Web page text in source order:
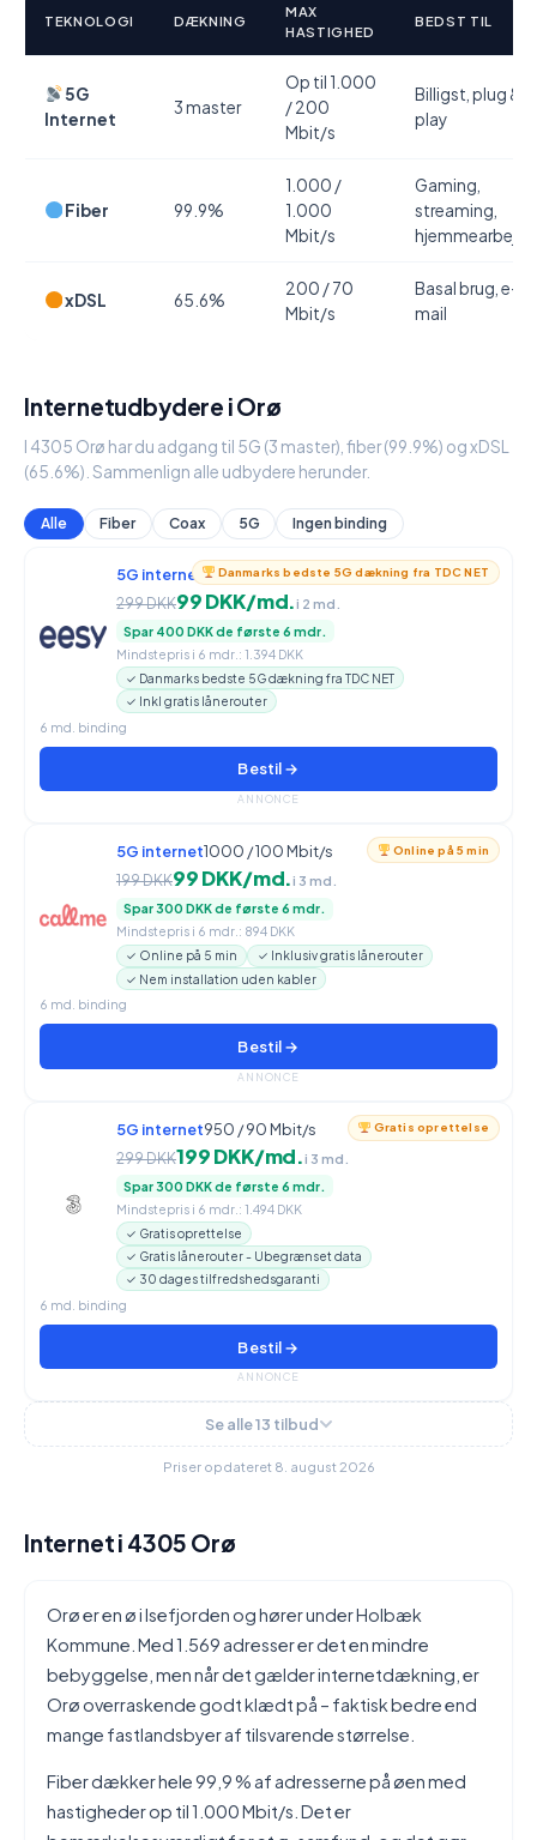
TEKNOLOGI DÆKNING
MAX
HASTIGHED
BEDST TIL
5G
Internet
3 master
Op til 1.000
/ 200
Mbit/s
Billigst, plug &
play
Fiber 99.9%
1.000 /
1.000
Mbit/s
Gaming,
streaming,
hjemmearbejde
xDSL 65.6%
200 / 70
Mbit/s
Basal brug, e-
mail
Internetudbydere i Orø
I 4305 Orø har du adgang til 5G (3 master), fiber (99.9%) og xDSL
(65.6%). Sammenlign alle udbydere herunder.
Alle Fiber Coax 5G Ingen binding
Danmarks bedste 5G dækning fra TDC NET
5G internet950 / 90 Mbit/s
299 DKK99 DKK/md.i 2 md.
Spar 400 DKK de første 6 mdr.
Mindstepris i 6 mdr.: 1.394 DKK
✓ Danmarks bedste 5G dækning fra TDC NET
✓ Inkl gratis lånerouter
6 md. binding
Bestil →
ANNONCE
Online på 5 min
5G internet1000 / 100 Mbit/s
199 DKK99 DKK/md.i 3 md.
Spar 300 DKK de første 6 mdr.
Mindstepris i 6 mdr.: 894 DKK
✓ Online på 5 min
✓ Inklusiv gratis lånerouter
✓ Nem installation uden kabler
6 md. binding
Bestil →
ANNONCE
Gratis oprettelse
5G internet950 / 90 Mbit/s
299 DKK199 DKK/md.i 3 md.
Spar 300 DKK de første 6 mdr.
Mindstepris i 6 mdr.: 1.494 DKK
✓ Gratis oprettelse
✓ Gratis lånerouter - Ubegrænset data
✓ 30 dages tilfredshedsgaranti
6 md. binding
Bestil →
ANNONCE
Se alle 13 tilbud
Priser opdateret 8. august 2026
Internet i 4305 Orø
Orø er en ø i Isefjorden og hører under Holbæk
Kommune. Med 1.569 adresser er det en mindre
bebyggelse, men når det gælder internetdækning, er
Orø overraskende godt klædt på – faktisk bedre end
mange fastlandsbyer af tilsvarende størrelse.
Fiber dækker hele 99,9 % af adresserne på øen med
hastigheder op til 1.000 Mbit/s. Det er